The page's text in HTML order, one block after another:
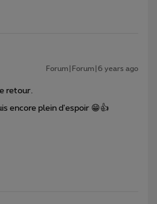
Forum|Forum|6 years ago
retour.
encore plein d'espoir 😁👍